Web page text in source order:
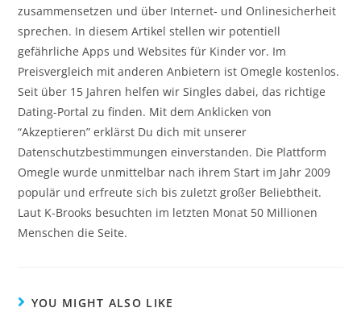
zusammensetzen und über Internet- und Onlinesicherheit
sprechen. In diesem Artikel stellen wir potentiell
gefährliche Apps und Websites für Kinder vor. Im
Preisvergleich mit anderen Anbietern ist Omegle kostenlos.
Seit über 15 Jahren helfen wir Singles dabei, das richtige
Dating-Portal zu finden. Mit dem Anklicken von
“Akzeptieren” erklärst Du dich mit unserer
Datenschutzbestimmungen einverstanden. Die Plattform
Omegle wurde unmittelbar nach ihrem Start im Jahr 2009
populär und erfreute sich bis zuletzt großer Beliebtheit.
Laut K-Brooks besuchten im letzten Monat 50 Millionen
Menschen die Seite.
YOU MIGHT ALSO LIKE